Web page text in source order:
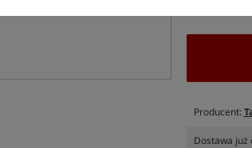
Producent:
Dostawa już